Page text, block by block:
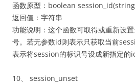
函数原型：boolean
返回值：字符串
功能说明：这个函数可取得或重新设
号。若无参数id则表示只获取当前
表示将session的标识号设成新指定的
10、 session_unset